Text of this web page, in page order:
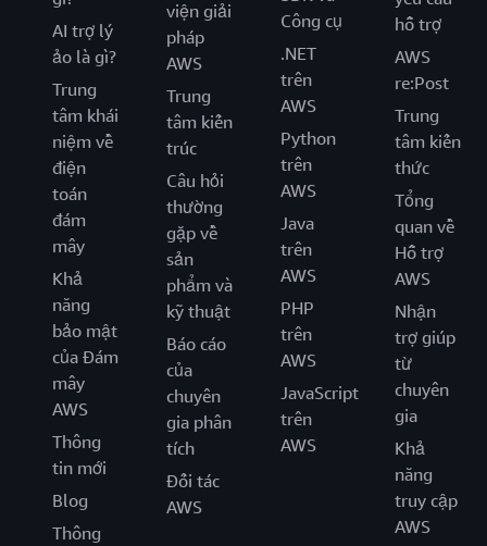
AI trợ lý
ảo là gì?
Trung
tâm khái
niệm về
điện
toán
đám
mây
Khả
năng
bảo mật
của Đám
mây
AWS
Thông
tin mới
Blog
Thông
viện giải
pháp
AWS
Trung
tâm kiến
trúc
Câu hỏi
thường
gặp về
sản
phẩm và
kỹ thuật
Báo cáo
của
chuyên
gia phân
tích
Đối tác
AWS
Công cụ
.NET
trên
AWS
Python
trên
AWS
Java
trên
AWS
PHP
trên
AWS
JavaScript
trên
AWS
hỗ trợ
AWS
re:Post
Trung
tâm kiến
thức
Tổng
quan về
Hỗ trợ
AWS
Nhận
trợ giúp
từ
chuyên
gia
Khả
năng
truy cập
AWS